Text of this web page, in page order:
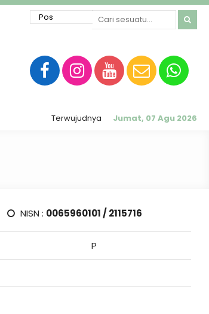
Jumat, 07 Agu 2026
Terwujudnya sekolah RATU (Religius,
NISN : 0065960101 / 2115716
P